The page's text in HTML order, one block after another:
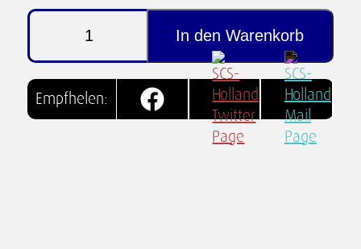
Videokurs
inkl.
Ebook
Menge
In den Warenkorb
Empfhelen: